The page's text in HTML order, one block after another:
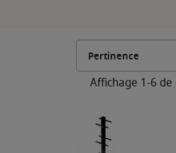
Affichage 1-6